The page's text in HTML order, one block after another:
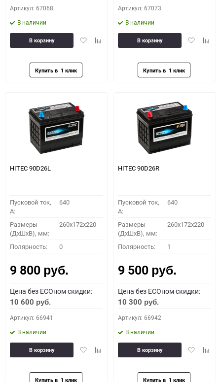
Артикул: 67068
В наличии
ДобавитьДобавить
В корзину
Артикул: 67073
В наличии
Добавить
В корзину
HITEC 90D26L
Пусковой ток,
A:
640
Размеры
(ДхШхВ), мм:
260x172x220
Полярность: 0
9 800 руб.
Цена без ECOном скидки:
10 600 руб.
Артикул: 66941
В наличии
ДобавитьДобавить
В корзину
HITEC 90D26R
Пусковой ток,
A:
640
Размеры
(ДхШхВ), мм:
260x172x220
Полярность: 1
9 500 руб.
Цена без ECOном скидки:
10 300 руб.
Артикул: 66942
В наличии
Добавить
В корзину